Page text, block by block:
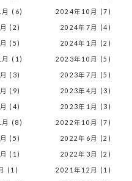
月 (6) 2024年10月 (7)
(2) 2024年7月 (4)
(5) 2024年1月 (2)
月 (1) 2023年10月 (5)
(3) 2023年7月 (5)
(9) 2023年4月 (3)
(4) 2023年1月 (3)
月 (8) 2022年10月 (7)
(5) 2022年6月 (2)
(1) 2022年3月 (2)
(1) 2021年12月 (1)